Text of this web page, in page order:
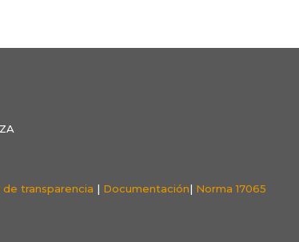
de transparencia | Documentación| Norma 17065